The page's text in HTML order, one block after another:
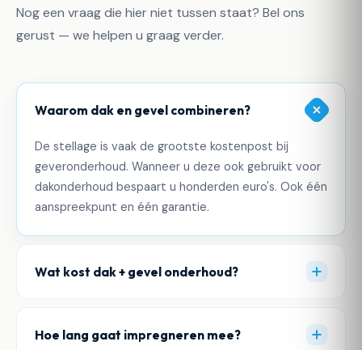
Nog een vraag die hier niet tussen staat? Bel ons
gerust — we helpen u graag verder.
Waarom dak en gevel combineren?
De stellage is vaak de grootste kostenpost bij
geveronderhoud. Wanneer u deze ook gebruikt voor
dakonderhoud bespaart u honderden euro's. Ook één
aanspreekpunt en één garantie.
Wat kost dak + gevel onderhoud?
Hoe lang gaat impregneren mee?